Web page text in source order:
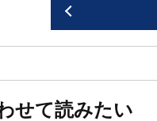
せて読みたい